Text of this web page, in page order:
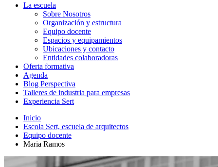
La escuela
Sobre Nosotros
Organización y estructura
Equipo docente
Espacios y equipamientos
Ubicaciones y contacto
Entidades colaboradoras
Oferta formativa
Agenda
Blog Perspectiva
Talleres de industria para empresas
Experiencia Sert
Inicio
Escola Sert, escuela de arquitectos
Equipo docente
Maria Ramos